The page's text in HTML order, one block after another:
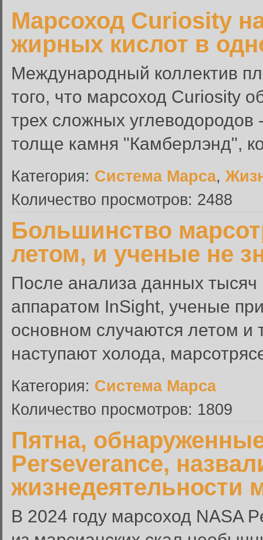
Марсоход Curiosity
жирных кислот в
Международный коллектив
того, что марсоход Curiosity
трех сложных
толще камня "Камберлэнд",
Категория: Система Марса,
Количество просмотров: 2488
Большинство
летом, и ученые не
После анализа данных
аппаратом InSight, ученые
основном случаются летом и
наступают холода,
Категория: Система Марса
Количество просмотров: 1809
Пятна,
Perseverance,
жизнедеятельности
В 2024 году марсоход NASA